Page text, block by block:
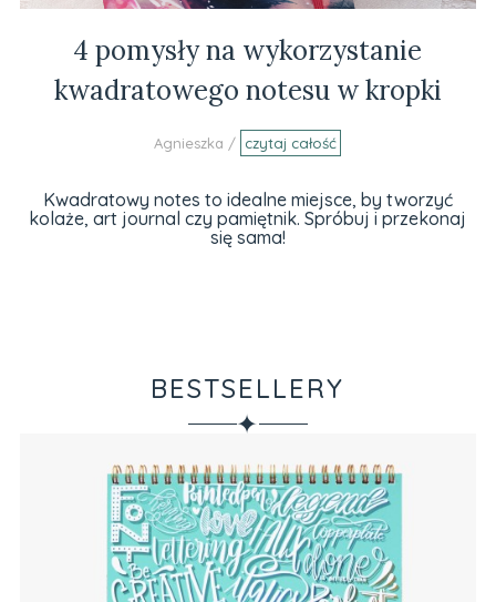
4 pomysły na wykorzystanie
kwadratowego notesu w kropki
Agnieszka / czytaj całość
Kwadratowy notes to idealne miejsce, by tworzyć
kolaże, art journal czy pamiętnik. Spróbuj i przekonaj
się sama!
BESTSELLERY
✦